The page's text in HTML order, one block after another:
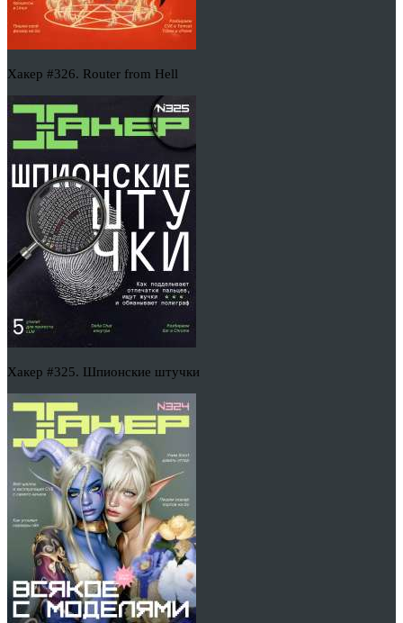
Хакер #326. Router from Hell
Хакер #325. Шпионские штучки